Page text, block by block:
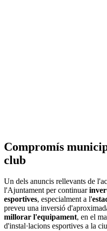
Compromís
club
Un dels anuncis rellevants de
l'Ajuntament per continuar
esportives, especialment a l'
preveu una inversió
millorar l'equipament, en el
d'instal·lacions esportives a la